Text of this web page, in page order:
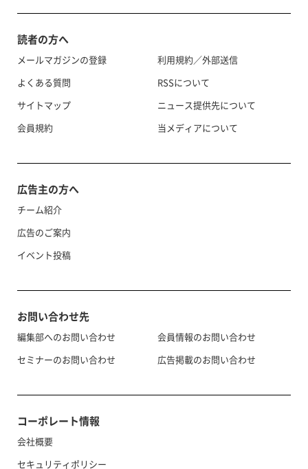
読者の方へ
メールマガジンの登録
よくある質問
サイトマップ
会員規約
利用規約／外部送信
RSSについて
ニュース提供先について
当メディアについて
広告主の方へ
チーム紹介
広告のご案内
イベント投稿
お問い合わせ先
編集部へのお問い合わせ
セミナーのお問い合わせ
会員情報のお問い合わせ
広告掲載のお問い合わせ
コーポレート情報
会社概要
セキュリティポリシー